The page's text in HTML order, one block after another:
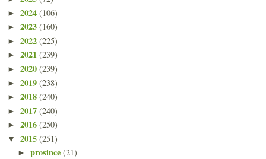
► 2024 (106)
► 2023 (160)
► 2022 (225)
► 2021 (239)
► 2020 (239)
► 2019 (238)
► 2018 (240)
► 2017 (240)
► 2016 (250)
▼ 2015 (251)
►prosince(21)